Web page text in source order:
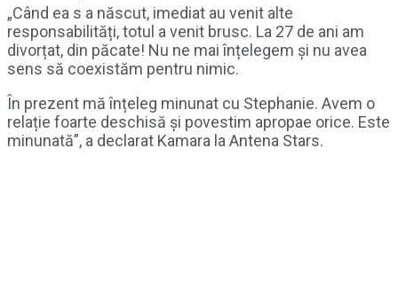
„Când ea s a născut, imediat au venit alte
responsabilități, totul a venit brusc. La 27 de ani am
divorțat, din păcate! Nu ne mai înțelegem și nu avea
sens să coexistăm pentru nimic.
În prezent mă înțeleg minunat cu Stephanie. Avem o
relație foarte deschisă și povestim apropae orice. Este
minunată”, a declarat Kamara la Antena Stars.